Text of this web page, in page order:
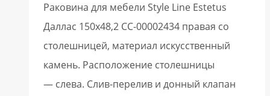
Раковина для мебели Style Line Estetus
Даллас 150х48,2 СС-00002434 правая со
столешницей, материал искусственный
камень. Расположение столешницы
— слева. Слив-перелив и донный клапан